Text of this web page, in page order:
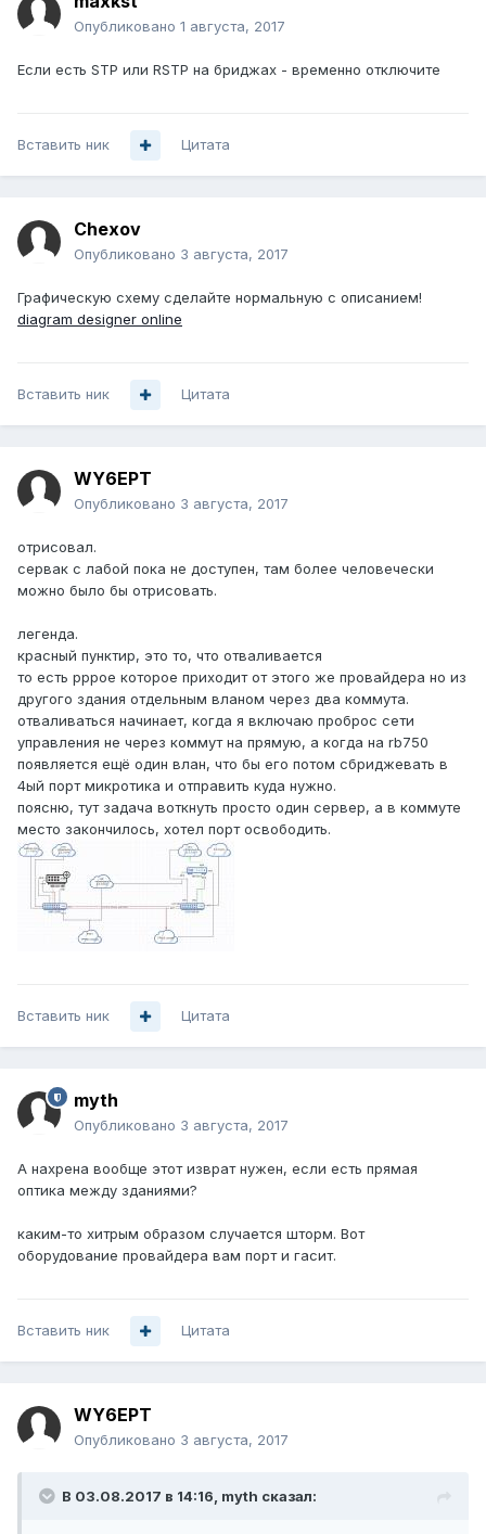
Опубликовано 1 августа, 2017
Если есть STP или RSTP на бриджах - временно отключите
Вставить ник Цитата
Chexov
Опубликовано 3 августа, 2017
Графическую схему сделайте нормальную с описанием!
diagram designer online
Вставить ник Цитата
WY6EPT
Опубликовано 3 августа, 2017
отрисовал.
сервак с лабой пока не доступен, там более человечески
можно было бы отрисовать.
легенда.
красный пунктир, это то, что отваливается
то есть рррое которое приходит от этого же провайдера но из
другого здания отдельным вланом через два коммута.
отваливаться начинает, когда я включаю проброс сети
управления не через коммут на прямую, а когда на rb750
появляется ещё один влан, что бы его потом сбриджевать в
4ый порт микротика и отправить куда нужно.
поясню, тут задача воткнуть просто один сервер, а в коммуте
место закончилось, хотел порт освободить.
Вставить ник Цитата
myth
Опубликовано 3 августа, 2017
А нахрена вообще этот изврат нужен, если есть прямая
оптика между зданиями?
каким-то хитрым образом случается шторм. Вот
оборудование провайдера вам порт и гасит.
Вставить ник Цитата
WY6EPT
Опубликовано 3 августа, 2017
В 03.08.2017 в 14:16, myth сказал: